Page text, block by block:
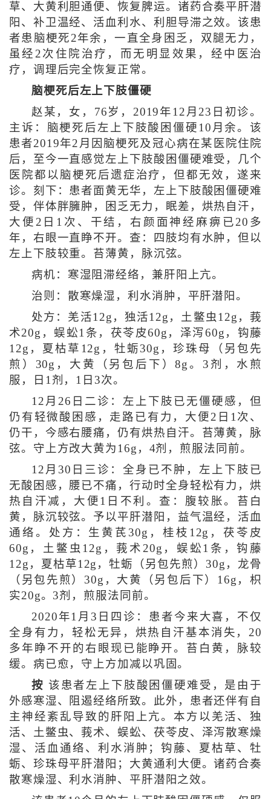
草、大黄利胆通便、恢复脾运。诸药合奏平肝潜
阳、补卫温经、活血利水、利胆导滞之效。该患
者患脑梗死2年余，一直全身困乏，双腿无力，
虽经2次住院治疗，而无明显效果，经中医治
疗，调理后完全恢复正常。
脑梗死后左上下肢僵硬
赵某，女，76岁，2019年12月23日初诊。
主诉：脑梗死后左上下肢酸困僵硬10月余。该
患者2019年2月因脑梗死及冠心病在某医院住院
后，至今一直感觉左上下肢酸困僵硬难受，几个
医院都以脑梗死后遗症治疗，但都无效，遂来
诊。刻下：患者面黄无华，左上下肢酸困僵硬难
受，伴体胖臃肿，困乏无力，眠差，烘热自汗，
大便2日1次、干结，右颜面神经麻痹已20多
年，右眼一直睁不开。查：四肢均有水肿，但以
左上下肢较重。苔薄黄，脉沉弦。
病机：寒湿阻滞经络，兼肝阳上亢。
治则：散寒燥湿，利水消肿，平肝潜阳。
处方：羌活12g，独活12g，土鳖虫12g，莪
术20g，蜈蚣1条，茯苓皮60g，泽泻60g，钩藤
12g，夏枯草12g，牡蛎30g，珍珠母（另包先
煎）30g，大黄（另包后下）8g。3剂，水煎
服，日1剂，1日3次。
12月26日二诊：左上下肢已无僵硬感，但
仍有轻微酸困感，走路已有力，大便2日1次、
仍干，今感右腰痛，仍有烘热自汗。苔薄黄，脉
弦。守上方改大黄为16g，4剂，煎服法同前。
12月30日三诊：全身已不肿，左上下肢已
无酸困感，腰已不痛，行动时全身轻松有力，烘
热自汗减，大便1日不利。查：腹较胀。苔白
黄，脉沉较弦。予以平肝潜阳，益气温经，活血
通络。处方：生黄芪30g，桂枝12g，茯苓皮
60g，土鳖虫12g，莪术20g，蜈蚣1条，钩藤
12g，夏枯草12g，牡蛎（另包先煎）30g，龙骨
（另包先煎）30g，大黄（另包后下）16g，枳
实20g。3剂，煎服法同前。
2020年1月3日四诊：患者今来大喜，不仅
全身有力，轻松无异，烘热自汗基本消失，20
多年睁不开的右眼现已能睁开。苔白黄，脉较
缓。病已愈，守上方加减以巩固。
按 该患者左上下肢酸困僵硬难受，是由于
外感寒湿、阻遏经络所致。此外，患者还伴有自
主神经紊乱导致的肝阳上亢。本方以羌活、独
活、土鳖虫、莪术、蜈蚣、茯苓皮、泽泻散寒燥
湿、活血通络、利水消肿；钩藤、夏枯草、牡
蛎、珍珠母平肝潜阳；大黄通利大便。诸药合奏
散寒燥湿、利水消肿、平肝潜阳之效。